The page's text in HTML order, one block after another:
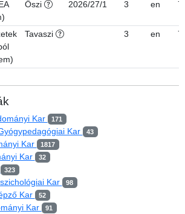
Őszi 2026/27/1 3 en 7
Tavaszi 3 en 7
Kar 171
Kar 43
Kar 1817
Kar 32
323
Kar 98
Kar 52
Kar 91